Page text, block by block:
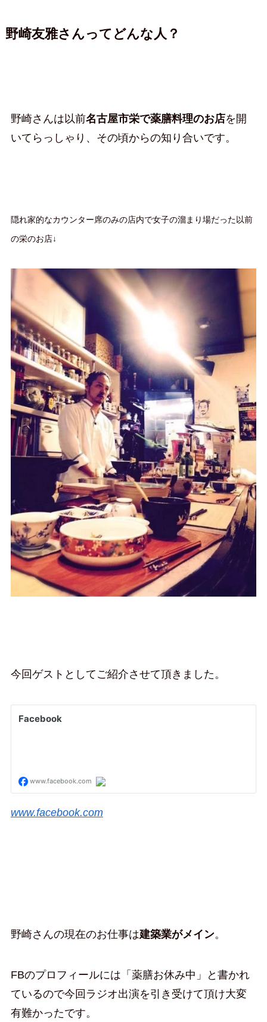
野崎友雅さんってどんな人？
野崎さんは以前名古屋市栄で薬膳料理のお店を開
いてらっしゃり、その頃からの知り合いです。
隠れ家的なカウンター席のみの店内で女子の溜まり場だった以前
の栄のお店↓
今回ゲストとしてご紹介させて頂きました。
www.facebook.com
野崎さんの現在のお仕事は建築業がメイン。
FBのプロフィールには「薬膳お休み中」と書かれ
ているので今回ラジオ出演を引き受けて頂け大変
有難かったです。